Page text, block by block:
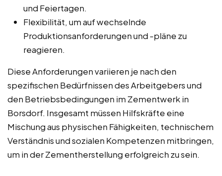
und Feiertagen.
Flexibilität, um auf wechselnde
Produktionsanforderungen und -pläne zu
reagieren.
Diese Anforderungen variieren je nach den
spezifischen Bedürfnissen des Arbeitgebers und
den Betriebsbedingungen im Zementwerk in
Borsdorf. Insgesamt müssen Hilfskräfte eine
Mischung aus physischen Fähigkeiten, technischem
Verständnis und sozialen Kompetenzen mitbringen,
um in der Zementherstellung erfolgreich zu sein.